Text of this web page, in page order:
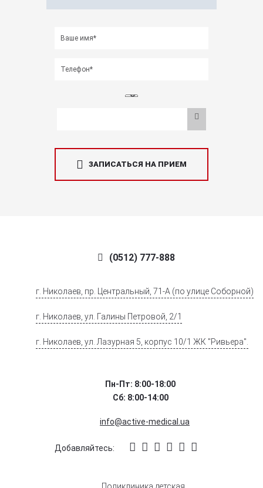
ЗАПИСАТЬСЯ НА ПРИЕМ
(0512) 777-888
г. Николаев, пр. Центральный, 71-А (по улице Соборной)
г. Николаев, ул. Галины Петровой, 2/1
г. Николаев, ул. Лазурная 5, корпус 10/1 ЖК "Ривьера".
Пн-Пт: 8:00-18:00
Сб: 8:00-14:00
info@active-medical.ua
Добавляйтесь: